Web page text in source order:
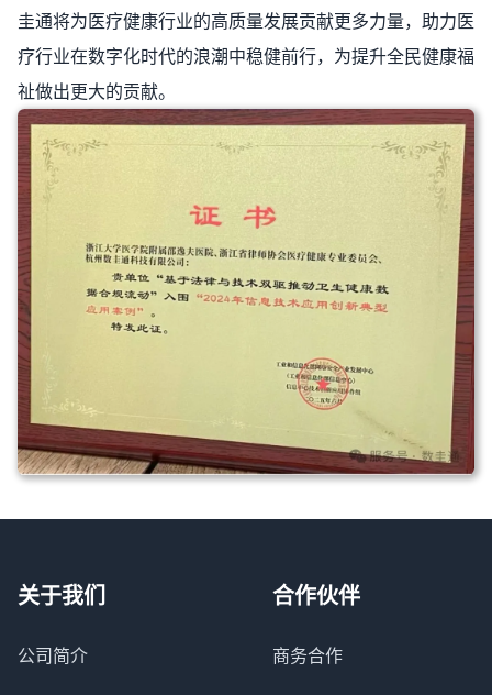
圭通将为医疗健康行业的高质量发展贡献更多力量，助力医
疗行业在数字化时代的浪潮中稳健前行，为提升全民健康福
祉做出更大的贡献。
关于我们
公司简介
合作伙伴
商务合作